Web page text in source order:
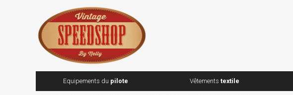
Equipements du pilote Vêtements textile